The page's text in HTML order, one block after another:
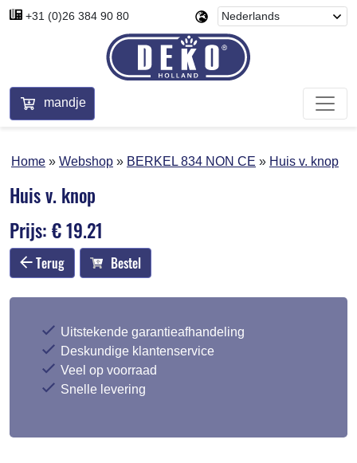
+31 (0)26 384 90 80
mandje
Home Webshop BERKEL 834 NON CE Huis v. knop
Huis v. knop
Prijs: € 19.21
Terug Bestel
Uitstekende garantieafhandeling
Deskundige klantenservice
Veel op voorraad
Snelle levering